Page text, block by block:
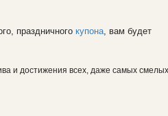
праздничного купона, вам будет
и достижения всех, даже самых смелых